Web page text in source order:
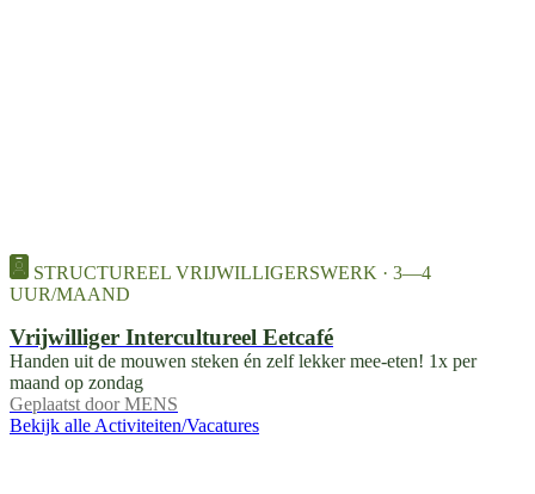
STRUCTUREEL VRIJWILLIGERSWERK · 3—4
UUR/MAAND
Vrijwilliger Intercultureel Eetcafé
Handen uit de mouwen steken én zelf lekker mee-eten! 1x per
maand op zondag
Geplaatst door MENS
Bekijk alle Activiteiten/Vacatures